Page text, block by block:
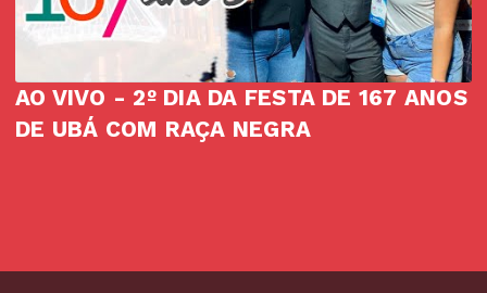
AO VIVO - 2º DIA DA FESTA DE 167 ANOS
DE UBÁ COM RAÇA NEGRA